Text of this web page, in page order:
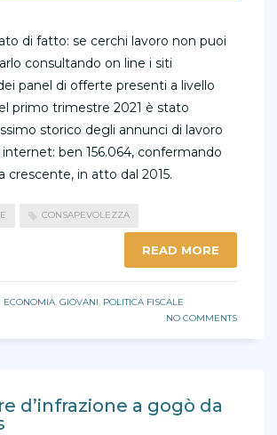
di fatto: se cerchi lavoro non puoi
consultando on line i siti
panel di offerte presenti a livello
primo trimestre 2021 è stato
storico degli annunci di lavoro
ben 156.064, confermando
crescente, in atto dal 2015.
CONSAPEVOLEZZA
READ MORE
ECONOMIA, GIOVANI, POLITICA FISCALE
NO COMMENTS
d’infrazione a gogò da